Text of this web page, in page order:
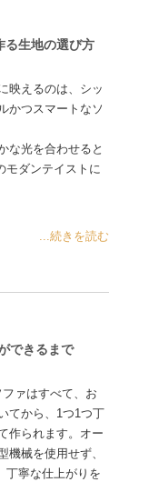
る生地の選び方
映えるのは、シッ
かつスマートなソ
な光を合わせると
モダンテイストに
...続きを読む
できるまで
ァはすべて、お
てから、1つ1つ丁
作られます。オー
機械を使用せず、
丁寧な仕上がりを